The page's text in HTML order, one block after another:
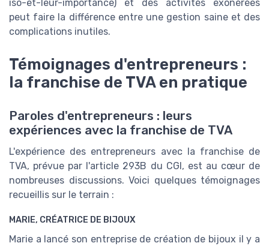
iso-et-leur-importance) et des activités exonérées
peut faire la différence entre une gestion saine et des
complications inutiles.
Témoignages d'entrepreneurs :
la franchise de TVA en pratique
Paroles d'entrepreneurs : leurs
expériences avec la franchise de TVA
L'expérience des entrepreneurs avec la franchise de
TVA, prévue par l'article 293B du CGI, est au cœur de
nombreuses discussions. Voici quelques témoignages
recueillis sur le terrain :
MARIE, CRÉATRICE DE BIJOUX
Marie a lancé son entreprise de création de bijoux il y a